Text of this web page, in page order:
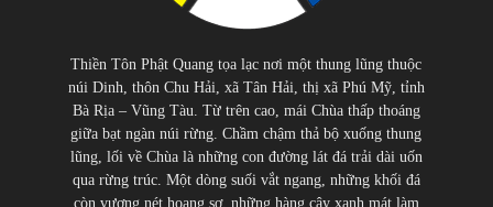
Thiền Tôn Phật Quang tọa lạc nơi một thung lũng thuộc
núi Dinh, thôn Chu Hải, xã Tân Hải, thị xã Phú Mỹ, tỉnh
Bà Rịa – Vũng Tàu. Từ trên cao, mái Chùa thấp thoáng
giữa bạt ngàn núi rừng. Chầm chậm thả bộ xuống thung
lũng, lối về Chùa là những con đường lát đá trải dài uốn
qua rừng trúc. Một dòng suối vắt ngang, những khối đá
còn vương nét hoang sơ, những hàng cây xanh mát làm